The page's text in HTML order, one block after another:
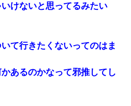
ど、朝起きたら股間がなんかモッコ
家が火事になってて気づくと逃げ場が
ﾀﾋんじゃうよ」って泣いてたら…
ゲームで盛り上がってさぁ寝よう！
音が…彼「ちょっと待ってて」→勢い
けないと思ってるみたい
て行きたくないってのはま
あるのかなって邪推してし